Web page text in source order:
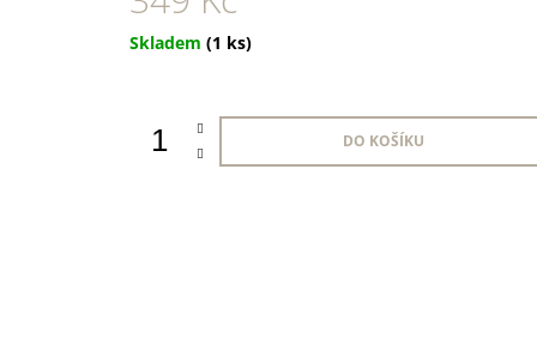
Měrná
Skladem (1 ks)
DO KOŠÍKU